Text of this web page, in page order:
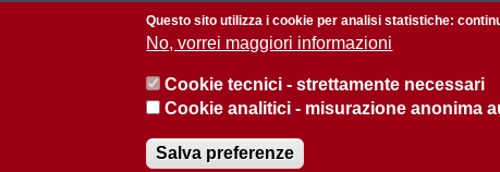
P.I. 00742430283 C.F. 80006480281
Questo sito utilizza i cookie per analisi statistiche:
No, vorrei maggiori informazioni
Cookie tecnici - strettamente necessari
Cookie analitici - misurazione anonima
Salva preferenze